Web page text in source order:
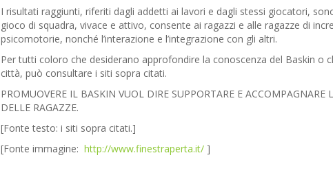
I risultati raggiunti, riferiti dagli addetti ai lavori e dagli stessi giocatori,
gioco di squadra, vivace e attivo, consente ai ragazzi e alle ragazze di
psicomotorie, nonché l’interazione e l’integrazione con gli altri.
Per tutti coloro che desiderano approfondire la conoscenza del Baskin o
città, può consultare i siti sopra citati.
PROMUOVERE IL BASKIN VUOL DIRE SUPPORTARE E ACCOMPAGNARE
DELLE RAGAZZE.
[Fonte testo: i siti sopra citati.]
[Fonte immagine: http://www.finestraperta.it/]